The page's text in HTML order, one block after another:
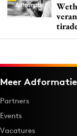
Meer Adformatie
Partners
Events
Vacatures